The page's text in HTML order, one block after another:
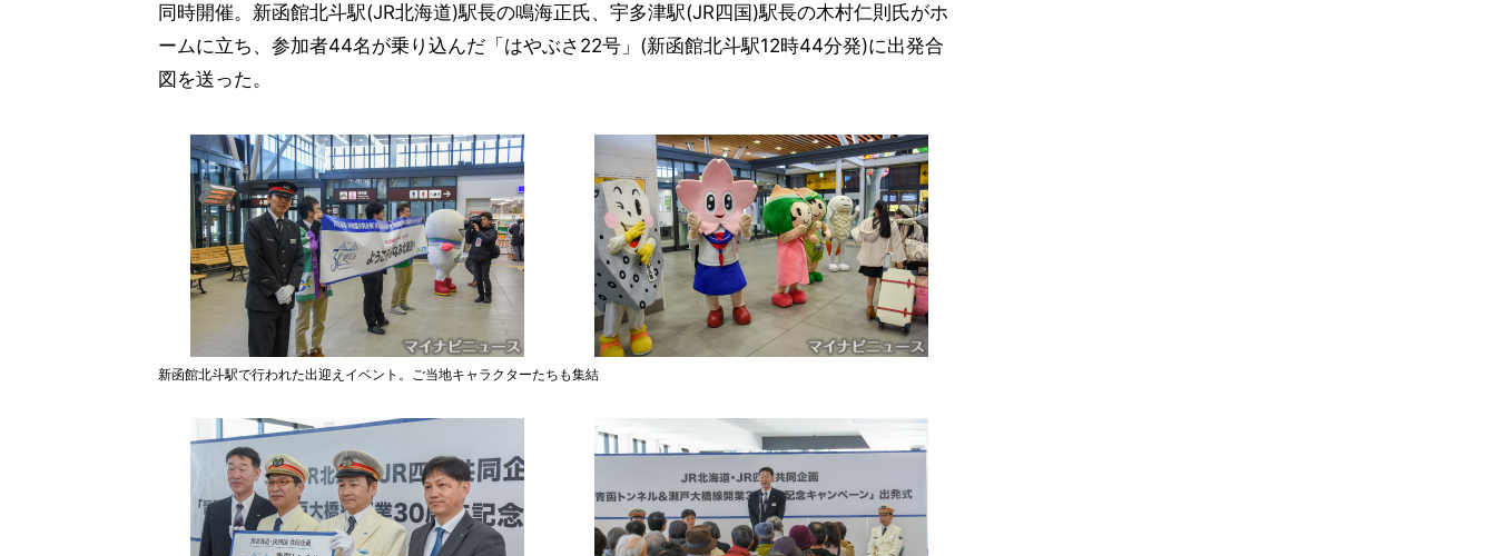
同時開催。新函館北斗駅(JR北海道)駅長の鳴海正氏、宇多津駅(JR四国)駅長の木村仁則氏がホ
ームに立ち、参加者44名が乗り込んだ「はやぶさ22号」(新函館北斗駅12時44分発)に出発合
図を送った。
新函館北斗駅で行われた出迎えイベント。ご当地キャラクターたちも集結